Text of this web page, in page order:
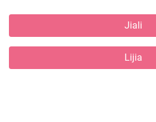
Jiali
Lijia